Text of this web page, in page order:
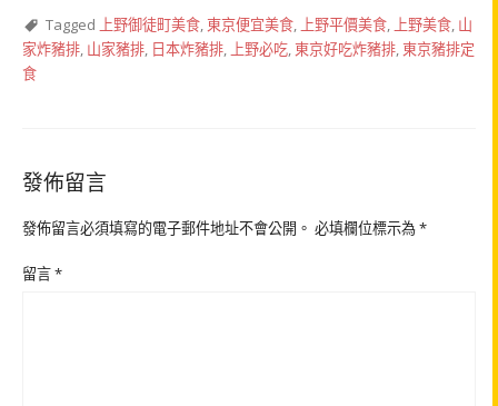
Tagged 上野御徒町美食, 東京便宜美食, 上野平價美食, 上野美食, 山
家炸豬排, 山家豬排, 日本炸豬排, 上野必吃, 東京好吃炸豬排, 東京豬排定
食
發佈留言
發佈留言必須填寫的電子郵件地址不會公開。 必填欄位標示為*
留言*